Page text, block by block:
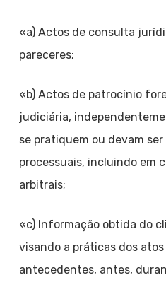
«a) Actos de consulta
pareceres;
«b) Actos de patrocínio
judiciária,
se pratiquem ou devam
processuais, incluindo em
arbitrais;
«c) Informação obtida do
visando a práticas dos
antecedentes, antes,